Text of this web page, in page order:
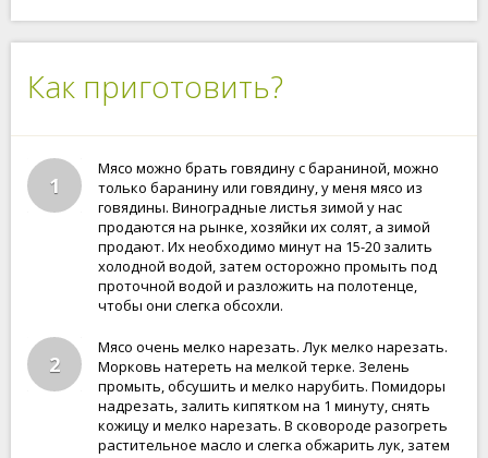
Как приготовить?
1
Мясо можно брать говядину с бараниной, можно
только баранину или говядину, у меня мясо из
говядины. Виноградные листья зимой у нас
продаются на рынке, хозяйки их солят, а зимой
продают. Их необходимо минут на 15-20 залить
холодной водой, затем осторожно промыть под
проточной водой и разложить на полотенце,
чтобы они слегка обсохли.
2
Мясо очень мелко нарезать. Лук мелко нарезать.
Морковь натереть на мелкой терке. Зелень
промыть, обсушить и мелко нарубить. Помидоры
надрезать, залить кипятком на 1 минуту, снять
кожицу и мелко нарезать. В сковороде разогреть
растительное масло и слегка обжарить лук, затем